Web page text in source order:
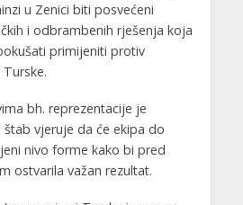
u Zenici biti posvećeni
i odbrambenih rješenja koja
primijeniti protiv
bh. reprezentacije je
vjeruje da će ekipa do
nivo forme kako bi pred
ostvarila važan rezultat.